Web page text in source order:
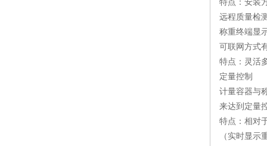
特点：安装
远程质量检
称重终端显
可联网方式
特点：灵活
定量控制
计量容器与
来达到定量
特点：相对
（实时显